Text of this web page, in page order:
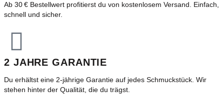
Ab 30 € Bestellwert profitierst du von kostenlosem Versand. Einfach,
schnell und sicher.
2 JAHRE GARANTIE
Du erhältst eine 2-jährige Garantie auf jedes Schmuckstück. Wir
stehen hinter der Qualität, die du trägst.